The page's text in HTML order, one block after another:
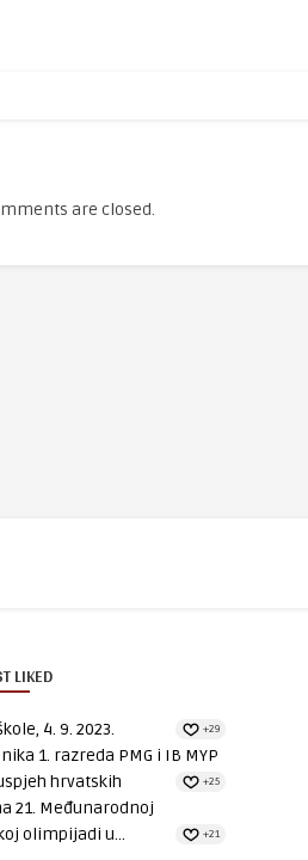
are closed.
LIKED
4. 9. 2023. +29
1. razreda PMG i IB MYP
+25
hrvatskih
21. Međunarodnoj
olimpijadi u...
+21